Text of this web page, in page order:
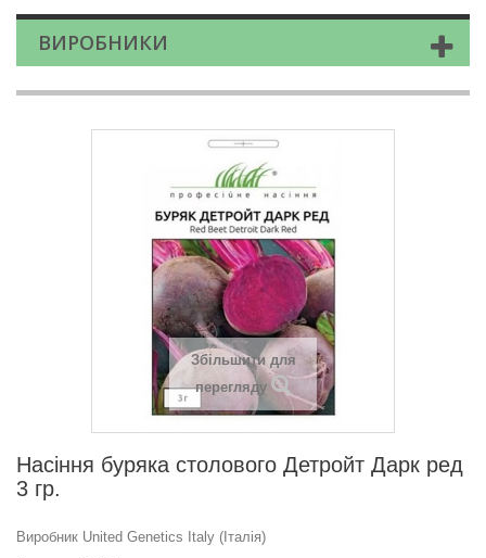
ВИРОБНИКИ
Збільшити для
перегляду
Насіння буряка столового Детройт Дарк ред
3 гр.
Виробник United Genetics Italy (Італія)